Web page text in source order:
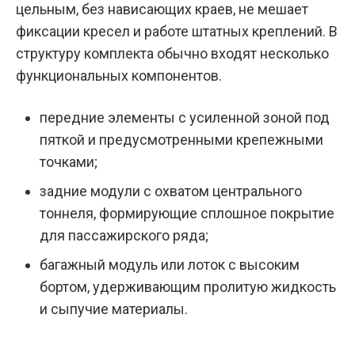
цельным, без нависающих краев, не мешает
фиксации кресел и работе штатных креплений. В
структуру комплекта обычно входят несколько
функциональных компонентов.
передние элементы с усиленной зоной под
пяткой и предусмотренными крепежными
точками;
задние модули с охватом центрального
тоннеля, формирующие сплошное покрытие
для пассажирского ряда;
багажный модуль или лоток с высоким
бортом, удерживающим пролитую жидкость
и сыпучие материалы.